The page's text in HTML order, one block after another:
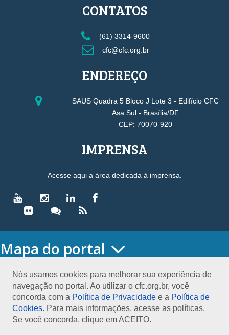
Nós usamos cookies para melhorar sua experiência de
navegação no portal. Ao utilizar o cfc.org.br, você
concorda com a Política de Privacidade e a Política de
Cookies. Para mais informações, acesse as políticas.
Se você concorda, clique em ACEITO.
CONTATOS
(61) 3314-9600
cfc@cfc.org.br
ENDEREÇO
SAUS Quadra 5 Bloco J Lote 3 - Edifício CFC
Asa Sul - Brasília/DF
CEP: 70070-920
IMPRENSA
Acesse aqui a área dedicada à imprensa.
Mapa do portal
O CONSELHO
Conselho Diretor
Nossa Sede
Planejamento
Organograma